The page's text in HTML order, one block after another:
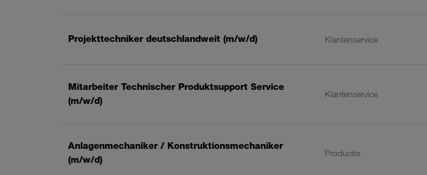
Projekttechniker deutschlandweit (m/w/d) Klantenservice
Mitarbeiter Technischer Produktsupport Service
(m/w/d)
Klantenservice
Anlagenmechaniker / Konstruktionsmechaniker
(m/w/d)
Productie